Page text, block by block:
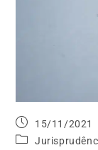
15/11/2021